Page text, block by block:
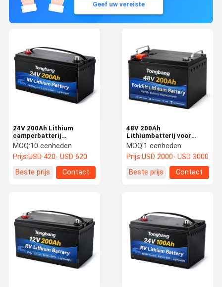
Geef uw vereiste
48V 200Ah
Lithiumbatterij voor
vorkheftruck LiFePO4
Batterij Vervanging voor
Elektrische Vorkheftruck
MOQ:1 eenheden
Prijs:USD 2000- USD 3000
Beste prijs
Contact
24V 200Ah Lithium
camperbatterij
vervanging voor
loodzuuraccu's voor
campers
MOQ:10 eenheden
Prijs:USD 420- USD 620
Beste prijs
Contact